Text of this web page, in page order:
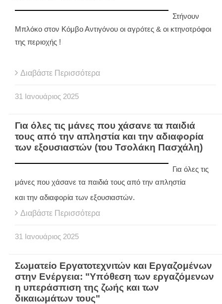
Στήνουν
Μπλόκο στον Κόμβο Αντιγόνου οι αγρότες & οι κτηνοτρόφοι
της περιοχής !
Διαβάστε Περισσότερα
31 Ιανουάριος 2025
Για όλες τις μάνες που χάσανε τα παιδιά
τους από την απληστία και την αδιαφορία
των εξουσιαστών (του Τσολάκη Πασχάλη)
Για όλες τις
μάνες που χάσανε τα παιδιά τους από την απληστία
και την αδιαφορία των εξουσιαστών.
Διαβάστε Περισσότερα
31 Ιανουάριος 2025
Σωματείο Εργατοτεχνιτών και Εργαζομένων
στην Ενέργεια: "Υπόθεση των εργαζόμενων
η υπεράσπιση της ζωής και των
δικαιωμάτων τους"